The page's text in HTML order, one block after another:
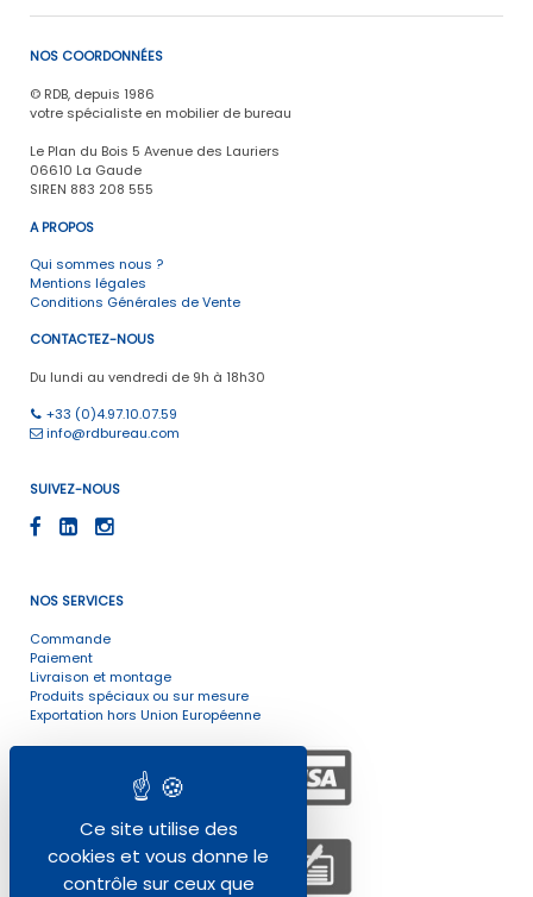
NOS COORDONNÉES
© RDB, depuis 1986
votre spécialiste en mobilier de bureau
Le Plan du Bois 5 Avenue des Lauriers
06610 La Gaude
SIREN 883 208 555
A PROPOS
Qui sommes nous ?
Mentions légales
Conditions Générales de Vente
CONTACTEZ-NOUS
Du lundi au vendredi de 9h à 18h30
+33 (0)4.97.10.07.59
info@rdbureau.com
SUIVEZ-NOUS
NOS SERVICES
Commande
Paiement
Livraison et montage
Produits spéciaux ou sur mesure
Exportation hors Union Européenne
Ce site utilise des
cookies et vous donne le
contrôle sur ceux que